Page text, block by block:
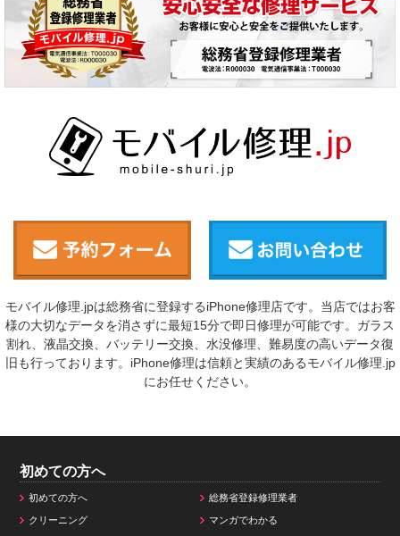
モバイル修理.jpは総務省に登録するiPhone修理店です。当店ではお客
様の大切なデータを消さずに最短15分で即日修理が可能です。ガラス
割れ、液晶交換、バッテリー交換、水没修理、難易度の高いデータ復
旧も行っております。iPhone修理は信頼と実績のあるモバイル修理.jp
にお任せください。
初めての方へ
初めての方へ 総務省登録修理業者
クリーニング マンガでわかる